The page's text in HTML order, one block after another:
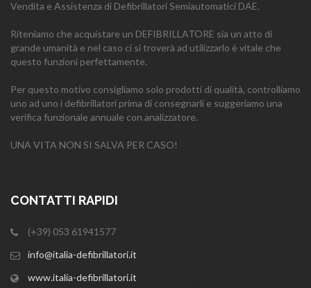
Vendita e Assistenza di Defibrillatori Semiautomatici DAE.
Riteniamo che acquistare un DEFIBRILLATORE sia un atto di
grande umanità e nel caso ci si troverà ad utilizzarlo è vitale che
questo funzioni perfettamente.
Per questo motivo consigliamo solo prodotti di qualità, controlliamo
uno ad uno i defibrillatori prima di consegnarli e suggeriamo una
verifica funzionale annuale con analizzatore.
UNA VITA NON SI SALVA PER CASO!
CONTATTI RAPIDI
(+39) 053 61941577
info@italia-defibrillatori.it
www.italia-defibrillatori.it